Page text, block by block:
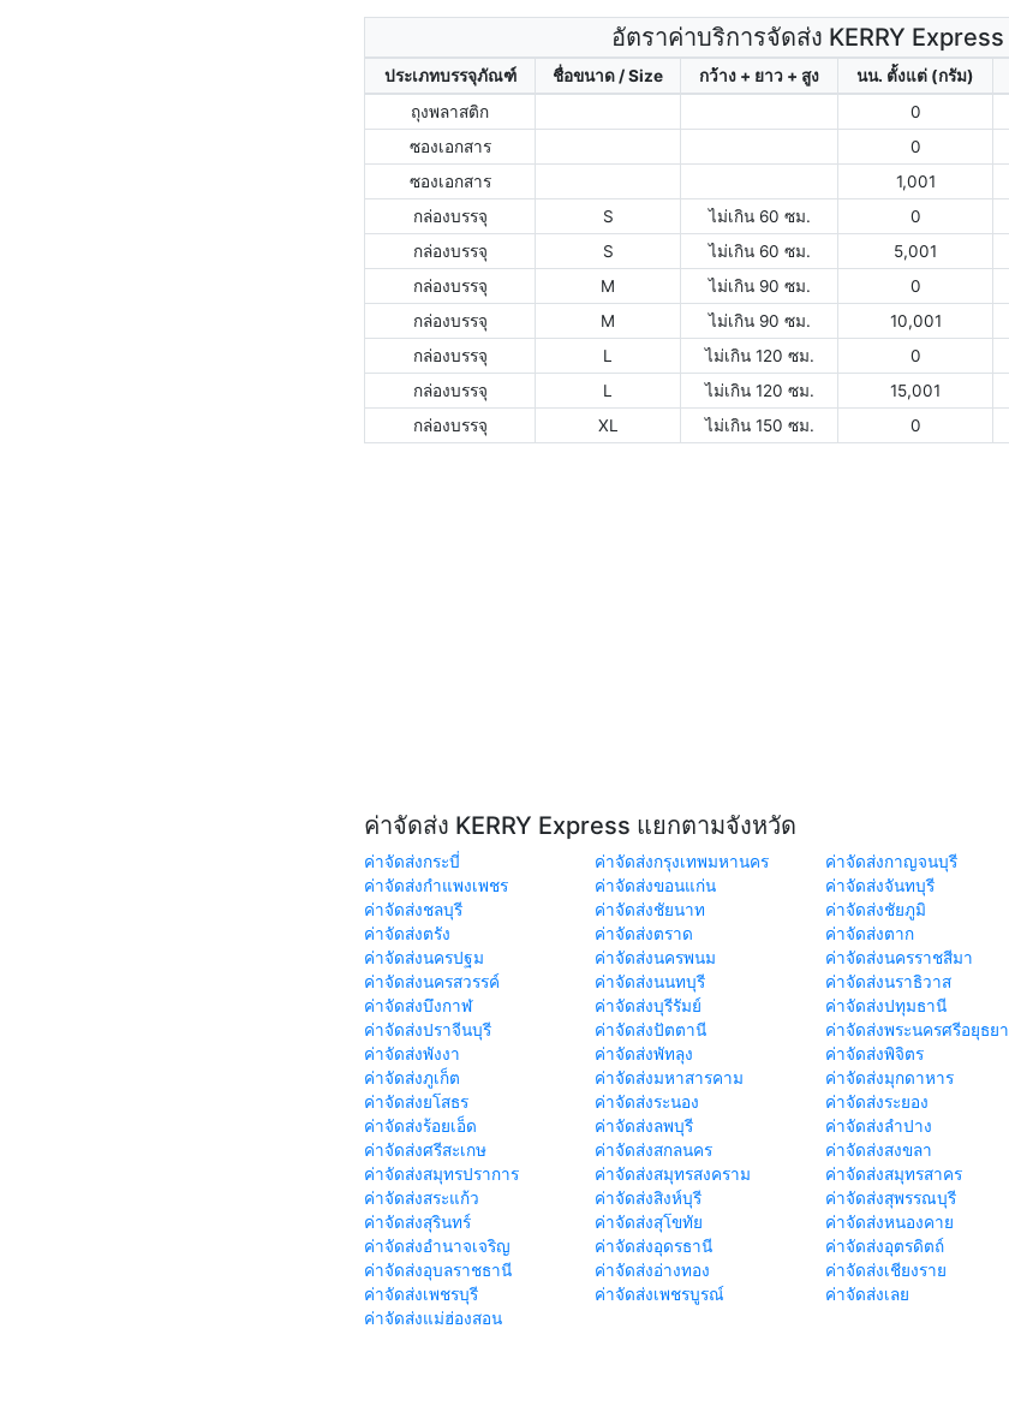
อัตราค่าบริการจัดส่ง KERRY Express
ประเภทบรรจุภัณฑ์ ชื่อขนาด / Size กว้าง + ยาว + สูง นน. ตั้งแต่ (กรัม)
ถุงพลาสติก
0
ซองเอกสาร
0
ซองเอกสาร
1,001
กล่องบรรจุ
S ไม่เกิน 60 ซม. 0
กล่องบรรจุ
S ไม่เกิน 60 ซม. 5,001
กล่องบรรจุ
M ไม่เกิน 90 ซม. 0
กล่องบรรจุ
M ไม่เกิน 90 ซม. 10,001
กล่องบรรจุ
L ไม่เกิน 120 ซม. 0
กล่องบรรจุ
L ไม่เกิน 120 ซม. 15,001
กล่องบรรจุ
XL ไม่เกิน 150 ซม. 0
ค่าจัดส่ง KERRY Express แยกตามจังหวัด
ค่าจัดส่งกระบี่ ค่าจัดส่งกรุงเทพมหานคร ค่าจัดส่งกาญจนบุรี
ค่าจัดส่งกำแพงเพชร
ค่าจัดส่งขอนแก่น ค่าจัดส่งจันทบุรี
ค่าจัดส่งชลบุรี
ค่าจัดส่งชัยนาท ค่าจัดส่งชัยภูมิ
ค่าจัดส่งตรัง
ค่าจัดส่งตราด ค่าจัดส่งตาก
ค่าจัดส่งนครปฐม
ค่าจัดส่งนครพนม ค่าจัดส่งนครราชสีมา
ค่าจัดส่งนครสวรรค์
ค่าจัดส่งนนทบุรี ค่าจัดส่งนราธิวาส
ค่าจัดส่งบึงกาฬ
ค่าจัดส่งบุรีรัมย์ ค่าจัดส่งปทุมธานี
ค่าจัดส่งปราจีนบุรี
ค่าจัดส่งปัตตานี ค่าจัดส่งพระนครศรีอยุธยา
ค่าจัดส่งพังงา
ค่าจัดส่งพัทลุง ค่าจัดส่งพิจิตร
ค่าจัดส่งภูเก็ต
ค่าจัดส่งมหาสารคาม ค่าจัดส่งมุกดาหาร
ค่าจัดส่งยโสธร
ค่าจัดส่งระนอง ค่าจัดส่งระยอง
ค่าจัดส่งร้อยเอ็ด
ค่าจัดส่งลพบุรี ค่าจัดส่งลำปาง
ค่าจัดส่งศรีสะเกษ
ค่าจัดส่งสกลนคร ค่าจัดส่งสงขลา
ค่าจัดส่งสมุทรปราการ
ค่าจัดส่งสมุทรสงคราม ค่าจัดส่งสมุทรสาคร
ค่าจัดส่งสระแก้ว
ค่าจัดส่งสิงห์บุรี ค่าจัดส่งสุพรรณบุรี
ค่าจัดส่งสุรินทร์
ค่าจัดส่งสุโขทัย ค่าจัดส่งหนองคาย
ค่าจัดส่งอำนาจเจริญ
ค่าจัดส่งอุดรธานี ค่าจัดส่งอุตรดิตถ์
ค่าจัดส่งอุบลราชธานี
ค่าจัดส่งอ่างทอง ค่าจัดส่งเชียงราย
ค่าจัดส่งเพชรบุรี
ค่าจัดส่งเพชรบูรณ์ ค่าจัดส่งเลย
ค่าจัดส่งแม่ฮ่องสอน